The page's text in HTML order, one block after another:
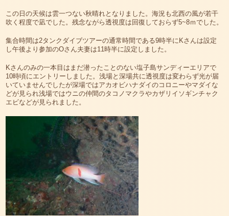
この日の天候は雲一つない秋晴れとなりました。海況も北西の風が若干
吹く程度で凪でした。残念ながら透視度は回復しておらず5~8ｍでした。
集合時間は2タンクダイブツアーの通常時間である9時半にKさんは設定
し午後より参加のOさん夫妻は11時半に設定しました。
Kさんのみの一本目はまだ潜ったことのない塩子島サンディーエリアで
10時頃にエントリーしました。浅場と深場共に透視度は変わらず光が届
いていませんでしたが深場ではアカオビハナダイのコロニーやマダイな
どが見られ浅場ではウニの仲間のタコノマクラやカザリイソギンチャク
エビなどが見られました。